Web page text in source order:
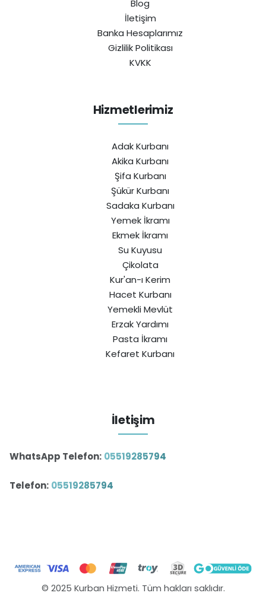
Blog
İletişim
Banka Hesaplarımız
Gizlilik Politikası
KVKK
Hizmetlerimiz
Adak Kurbanı
Akika Kurbanı
Şifa Kurbanı
Şükür Kurbanı
Sadaka Kurbanı
Yemek İkramı
Ekmek İkramı
Su Kuyusu
Çikolata
Kur'an-ı Kerim
Hacet Kurbanı
Yemekli Mevlüt
Erzak Yardımı
Pasta İkramı
Kefaret Kurbanı
İletişim
WhatsApp Telefon: 05519285794
Telefon: 05519285794
© 2025 Kurban Hizmeti. Tüm hakları saklıdır.